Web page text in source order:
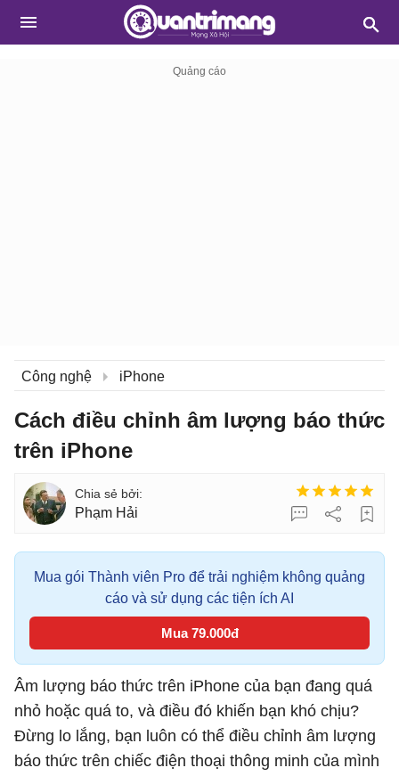
Công nghệ iPhone
Cách điều chỉnh âm lượng báo thức
trên iPhone
Phạm Hải
Mua gói Thành viên Pro để trải nghiệm không quảng
cáo và sử dụng các tiện ích AI
Mua 79.000đ
Âm lượng báo thức trên iPhone của bạn đang quá
nhỏ hoặc quá to, và điều đó khiến bạn khó chịu?
Đừng lo lắng, bạn luôn có thể điều chỉnh âm lượng
báo thức trên chiếc điện thoại thông minh của mình